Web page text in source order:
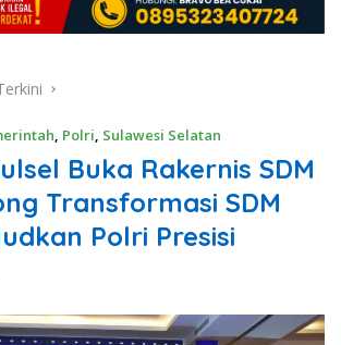
, Polri, Sulawesi Selatan
Buka Rakernis SDM
Transformasi SDM
Polri Presisi